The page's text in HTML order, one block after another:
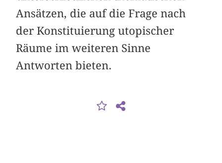
Ansätzen, die auf die Frage nach
der Konstituierung utopischer
Räume im weiteren Sinne
Antworten bieten.